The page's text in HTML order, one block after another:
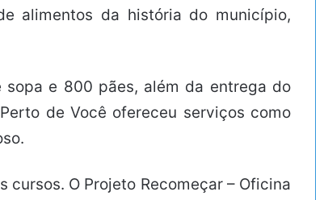
alimentos da história do município,
e 800 pães, além da entrega do
de Você ofereceu serviços como
O Projeto Recomeçar – Oficina